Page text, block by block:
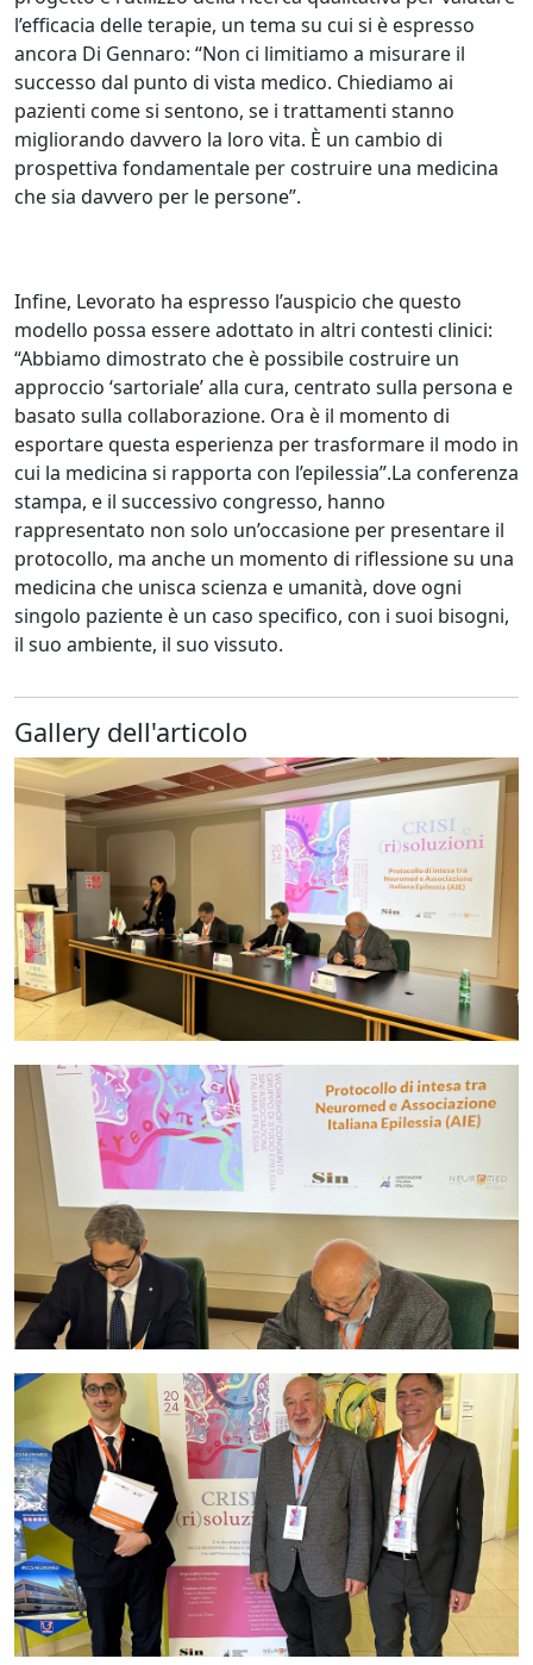
l’efficacia delle terapie, un tema su cui si è espresso
ancora Di Gennaro: “Non ci limitiamo a misurare il
successo dal punto di vista medico. Chiediamo ai
pazienti come si sentono, se i trattamenti stanno
migliorando davvero la loro vita. È un cambio di
prospettiva fondamentale per costruire una medicina
che sia davvero per le persone”.
Infine, Levorato ha espresso l’auspicio che questo
modello possa essere adottato in altri contesti clinici:
“Abbiamo dimostrato che è possibile costruire un
approccio ‘sartoriale’ alla cura, centrato sulla persona e
basato sulla collaborazione. Ora è il momento di
esportare questa esperienza per trasformare il modo in
cui la medicina si rapporta con l’epilessia”.La conferenza
stampa, e il successivo congresso, hanno
rappresentato non solo un’occasione per presentare il
protocollo, ma anche un momento di riflessione su una
medicina che unisca scienza e umanità, dove ogni
singolo paziente è un caso specifico, con i suoi bisogni,
il suo ambiente, il suo vissuto.
Gallery dell'articolo